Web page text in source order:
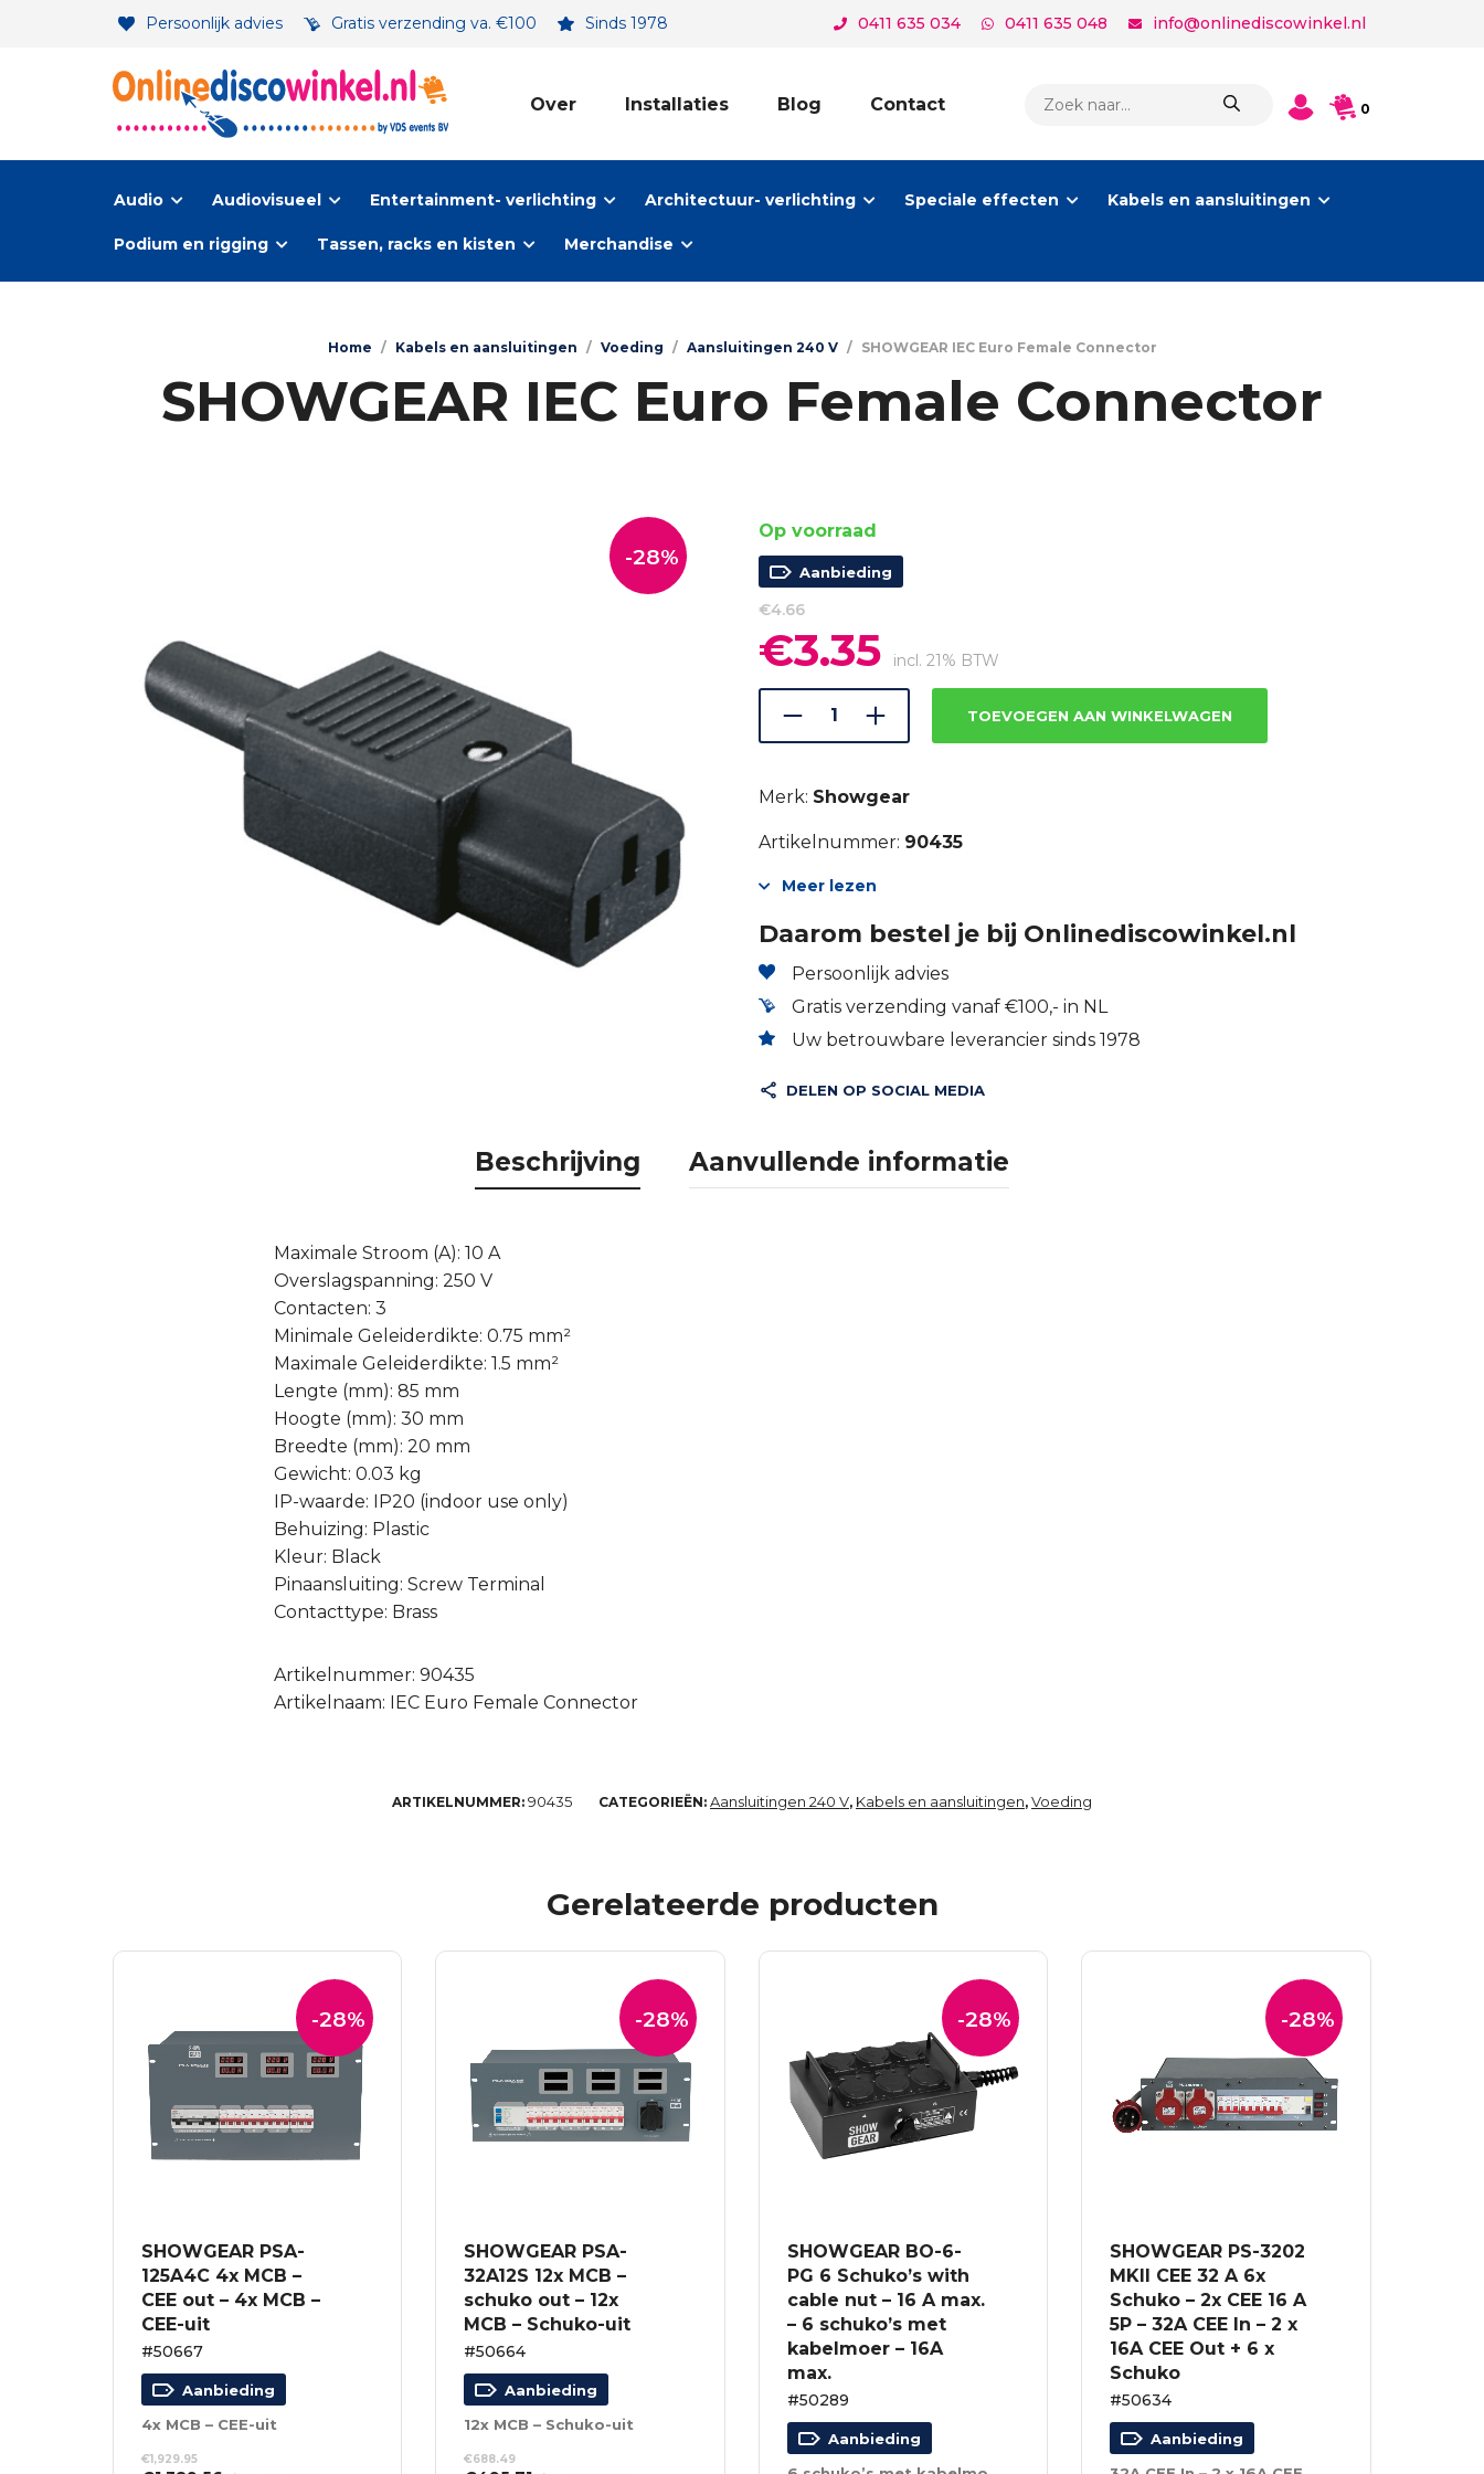
Persoonlijk advies Gratis verzending va. €100 Sinds 1978 0411 635 034 0411 635 048 info@onlinediscowinkel.nl
Over Installaties Blog Contact
ZOEKEN
0
Audio Audiovisueel Entertainment- verlichting Architectuur- verlichting Speciale effecten Kabels en aansluitingen
Podium en rigging Tassen, racks en kisten Merchandise
Home / Kabels en aansluitingen / Voeding / Aansluitingen 240 V / SHOWGEAR IEC Euro Female Connector
SHOWGEAR IEC Euro Female Connector
-28%
Op voorraad
Aanbieding
€4.66
Oorspronkelijke
prijs
was:
€4.66.
€3.35prijs
is:
€3.35.
incl. 21% BTW
TOEVOEGEN AAN WINKELWAGEN
Merk: Showgear
Artikelnummer: 90435
Meer lezen
Daarom bestel je bij Onlinediscowinkel.nl
Persoonlijk advies
Gratis verzending vanaf €100,- in NL
Uw betrouwbare leverancier sinds 1978
DELEN OP SOCIAL MEDIA
Beschrijving Aanvullende informatie
Maximale Stroom (A): 10 A
Overslagspanning: 250 V
Contacten: 3
Minimale Geleiderdikte: 0.75 mm²
Maximale Geleiderdikte: 1.5 mm²
Lengte (mm): 85 mm
Hoogte (mm): 30 mm
Breedte (mm): 20 mm
Gewicht: 0.03 kg
IP-waarde: IP20 (indoor use only)
Behuizing: Plastic
Kleur: Black
Pinaansluiting: Screw Terminal
Contacttype: Brass
Artikelnummer: 90435
Artikelnaam: IEC Euro Female Connector
ARTIKELNUMMER: 90435 CATEGORIEËN: Aansluitingen 240 V, Kabels en aansluitingen, Voeding
Gerelateerde producten
-28%
SHOWGEAR PSA-
125A4C 4x MCB –
CEE out – 4x MCB –
CEE-uit
#50667
Aanbieding
4x MCB – CEE-uit
€1,929.95
-28%
SHOWGEAR PSA-
32A12S 12x MCB –
schuko out – 12x
MCB – Schuko-uit
#50664
Aanbieding
12x MCB – Schuko-uit
€688.49
-28%
SHOWGEAR BO-6-
PG 6 Schuko’s with
cable nut – 16 A max.
– 6 schuko’s met
kabelmoer – 16A
max.
#50289
Aanbieding
-28%
SHOWGEAR PS-3202
MKII CEE 32 A 6x
Schuko – 2x CEE 16 A
5P – 32A CEE In – 2 x
16A CEE Out + 6 x
Schuko
#50634
Aanbieding